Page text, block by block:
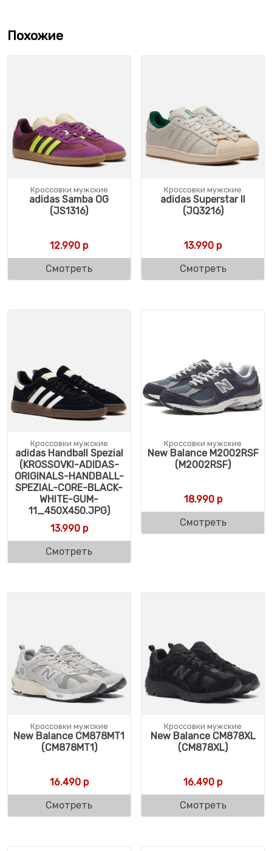
Похожие
Кроссовки мужские
adidas Samba OG
(JS1316)
12.990 р
Смотреть
Кроссовки мужские
adidas Superstar II
(JQ3216)
13.990 р
Смотреть
Кроссовки мужские
adidas Handball Spezial
(KROSSOVKI-ADIDAS-
ORIGINALS-HANDBALL-
SPEZIAL-CORE-BLACK-
WHITE-GUM-
11_450X450.JPG)
13.990р
Смотреть
Кроссовки мужские
New Balance M2002RSF
(M2002RSF)
18.990р
Смотреть
Кроссовки мужские
New Balance CM878MT1
(CM878MT1)
16.490р
Смотреть
Кроссовки мужские
New Balance CM878XL
(CM878XL)
16.490 р
Смотреть